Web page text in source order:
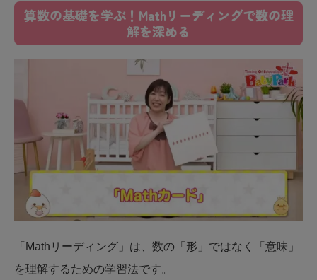
算数の基礎を学ぶ！Mathリーディングで数の理
解を深める
「Mathリーディング」は、数の「形」ではなく「意味」
を理解するための学習法です。